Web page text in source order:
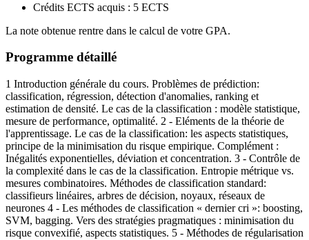
Crédits ECTS acquis : 5 ECTS
La note obtenue rentre dans le calcul de votre GPA.
Programme détaillé
1 Introduction générale du cours. Problèmes de prédiction:
classification, régression, détection d'anomalies, ranking et
estimation de densité. Le cas de la classification : modèle statistique,
mesure de performance, optimalité. 2 - Eléments de la théorie de
l'apprentissage. Le cas de la classification: les aspects statistiques,
principe de la minimisation du risque empirique. Complément :
Inégalités exponentielles, déviation et concentration. 3 - Contrôle de
la complexité dans le cas de la classification. Entropie métrique vs.
mesures combinatoires. Méthodes de classification standard:
classifieurs linéaires, arbres de décision, noyaux, réseaux de
neurones 4 - Les méthodes de classification « dernier cri »: boosting,
SVM, bagging. Vers des stratégies pragmatiques : minimisation du
risque convexifié, aspects statistiques. 5 - Méthodes de régularisation